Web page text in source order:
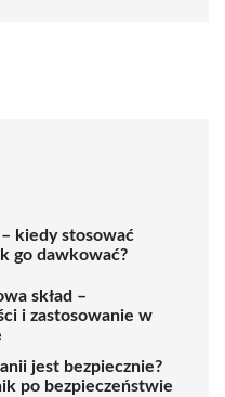
kiedy stosować
go dawkować?
skład –
i zastosowanie w
jest bezpiecznie?
po bezpieczeństwie